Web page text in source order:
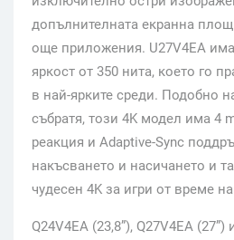
допълнителната екранна
още приложения. U27V4EA
яркост от 350 нита, което го
в най-ярките среди. Подобно
събратя, този 4K модел има 4
реакция и Adaptive-Sync
накъсването и насичането и
чудесен 4K за игри от време
Q24V4EA (23,8”), Q27V4EA (27”)